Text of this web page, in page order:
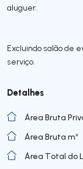
aluguer.
Excluindo salão de
serviço.
Detalhes
Área Bruta
Área Bruta m²
Área Total do